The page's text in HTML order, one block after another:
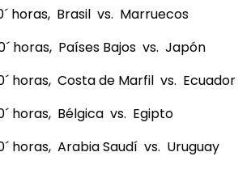
horas, Brasil vs. Marruecos
horas, Países Bajos vs. Japón
horas, Costa de Marfil vs. Ecuador
horas, Bélgica vs. Egipto
horas, Arabia Saudí vs. Uruguay